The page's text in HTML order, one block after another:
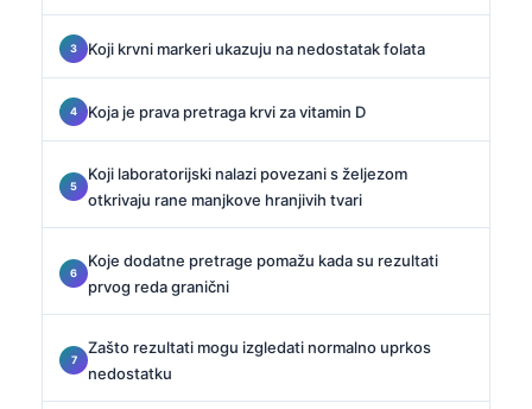
Koji krvni markeri ukazuju na nedostatak folata
Koja je prava pretraga krvi za vitamin D
Koji laboratorijski nalazi povezani s željezom
otkrivaju rane manjkove hranjivih tvari
Koje dodatne pretrage pomažu kada su rezultati
prvog reda granični
Zašto rezultati mogu izgledati normalno uprkos
nedostatku